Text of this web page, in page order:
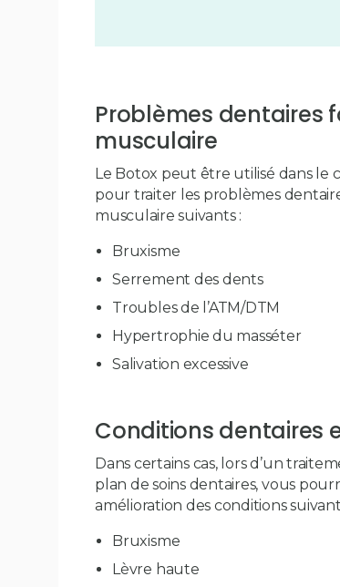
Problèmes dentaires
musculaire
Le Botox peut être utilisé dans le
pour traiter les problèmes
musculaire suivants :
Bruxisme
Serrement des dents
Troubles de l’ATM/DTM
Hypertrophie du masséter
Salivation excessive
Conditions dentaires
Dans certains cas, lors d’un
plan de soins dentaires, vous
amélioration des conditions
Bruxisme
Lèvre haute